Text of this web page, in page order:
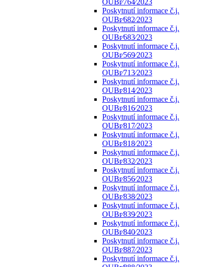
OUBr⁄764⁄2023
Poskytnutí informace č.j.
OUBr⁄682⁄2023
Poskytnutí informace č.j.
OUBr⁄683⁄2023
Poskytnutí informace č.j.
OUBr⁄569⁄2023
Poskytnutí informace č.j.
OUBr⁄713⁄2023
Poskytnutí informace č.j.
OUBr⁄814⁄2023
Poskytnutí informace č.j.
OUBr⁄816⁄2023
Poskytnutí informace č.j.
OUBr⁄817⁄2023
Poskytnutí informace č.j.
OUBr⁄818⁄2023
Poskytnutí informace č.j.
OUBr⁄832⁄2023
Poskytnutí informace č.j.
OUBr⁄856⁄2023
Poskytnutí informace č.j.
OUBr⁄838⁄2023
Poskytnutí informace č.j.
OUBr⁄839⁄2023
Poskytnutí informace č.j.
OUBr⁄840⁄2023
Poskytnutí informace č.j.
OUBr⁄887⁄2023
Poskytnutí informace č.j.